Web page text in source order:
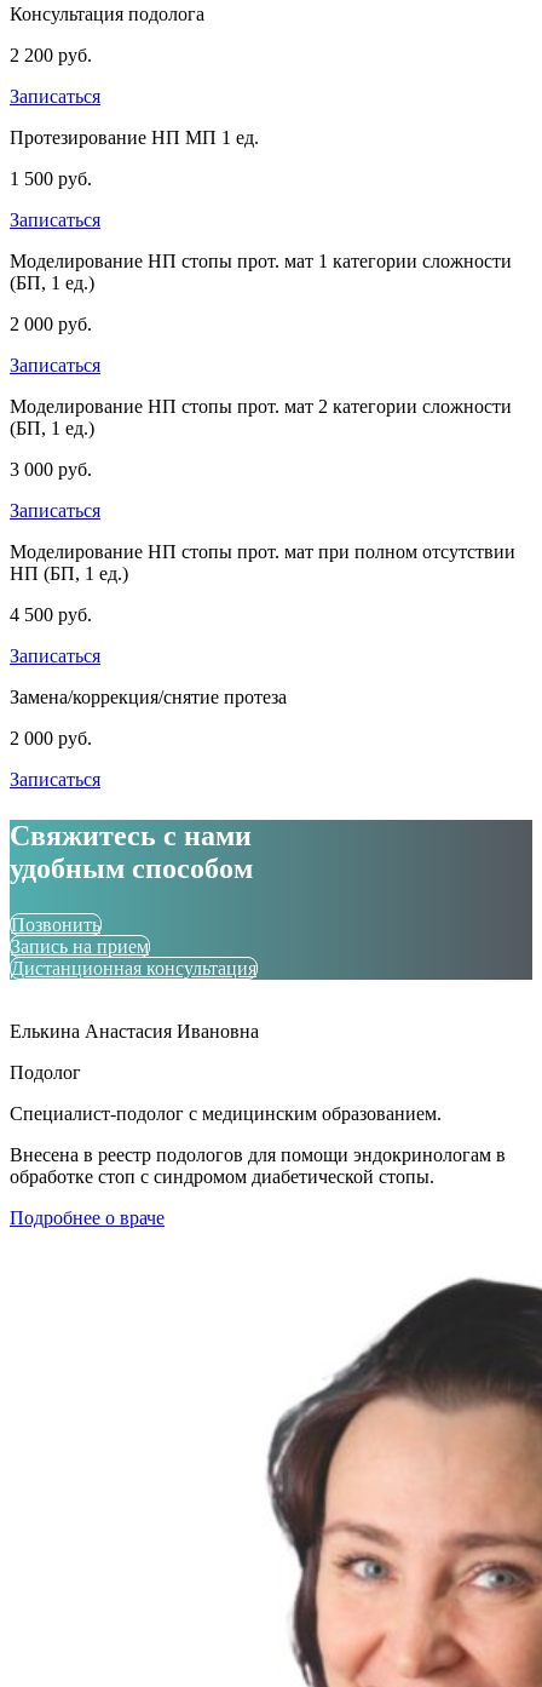
Консультация подолога
2 200 руб.
Записаться
Протезирование НП МП 1 ед.
1 500 руб.
Записаться
Моделирование НП стопы прот. мат 1 категории сложности
(БП, 1 ед.)
2 000 руб.
Записаться
Моделирование НП стопы прот. мат 2 категории сложности
(БП, 1 ед.)
3 000 руб.
Записаться
Моделирование НП стопы прот. мат при полном отсутствии
НП (БП, 1 ед.)
4 500 руб.
Записаться
Замена/коррекция/снятие протеза
2 000 руб.
Записаться
Свяжитесь с нами
удобным способом
Позвонить
Запись на прием
Дистанционная консультация
Елькина Анастасия Ивановна
Подолог
Специалист-подолог с медицинским образованием.
Внесена в реестр подологов для помощи эндокринологам в
обработке стоп с синдромом диабетической стопы.
Подробнее о враче